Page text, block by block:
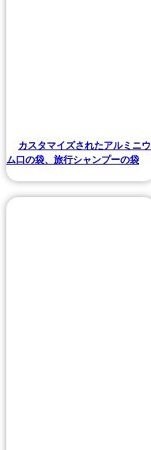
カスタマイズされたアルミニウ
ム口の袋、旅行シャンプーの袋